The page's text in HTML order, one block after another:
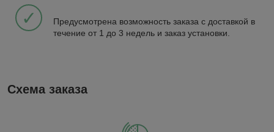
✓
Предусмотрена возможность заказа с доставкой в
течение от 1 до 3 недель и заказ установки.
Схема заказа